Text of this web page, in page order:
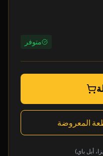
متوفر
المعروضة
أبل باي)